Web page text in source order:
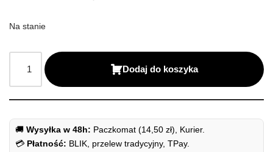
Na stanie
Dodaj do koszyka
🚚 Wysyłka w 48h: Paczkomat (14,50 zł), Kurier.
💳 Płatność: BLIK, przelew tradycyjny, TPay.